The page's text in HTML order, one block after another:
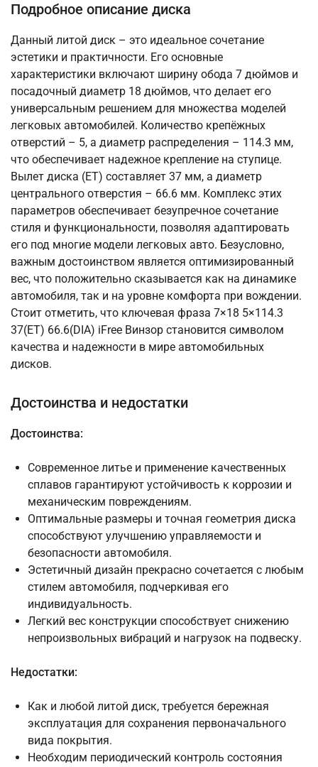
Подробное описание диска
Данный литой диск – это идеальное сочетание
эстетики и практичности. Его основные
характеристики включают ширину обода 7 дюймов и
посадочный диаметр 18 дюймов, что делает его
универсальным решением для множества моделей
легковых автомобилей. Количество крепёжных
отверстий – 5, а диаметр распределения – 114.3 мм,
что обеспечивает надежное крепление на ступице.
Вылет диска (ET) составляет 37 мм, а диаметр
центрального отверстия – 66.6 мм. Комплекс этих
параметров обеспечивает безупречное сочетание
стиля и функциональности, позволяя адаптировать
его под многие модели легковых авто. Безусловно,
важным достоинством является оптимизированный
вес, что положительно сказывается как на динамике
автомобиля, так и на уровне комфорта при вождении.
Стоит отметить, что ключевая фраза 7×18 5×114.3
37(ET) 66.6(DIA) iFree Винзор становится символом
качества и надежности в мире автомобильных
дисков.
Достоинства и недостатки
Достоинства:
Современное литье и применение качественных
сплавов гарантируют устойчивость к коррозии и
механическим повреждениям.
Оптимальные размеры и точная геометрия диска
способствуют улучшению управляемости и
безопасности автомобиля.
Эстетичный дизайн прекрасно сочетается с любым
стилем автомобиля, подчеркивая его
индивидуальность.
Легкий вес конструкции способствует снижению
непроизвольных вибраций и нагрузок на подвеску.
Недостатки:
Как и любой литой диск, требуется бережная
эксплуатация для сохранения первоначального
вида покрытия.
Необходим периодический контроль состояния